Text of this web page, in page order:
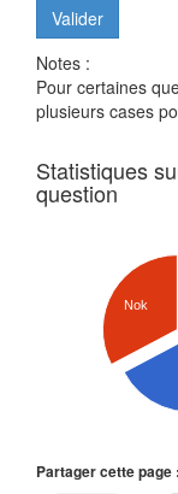
Notes :
Pour certaines
plusieurs cases
Statistiques
question
Nok
Partager cette page :